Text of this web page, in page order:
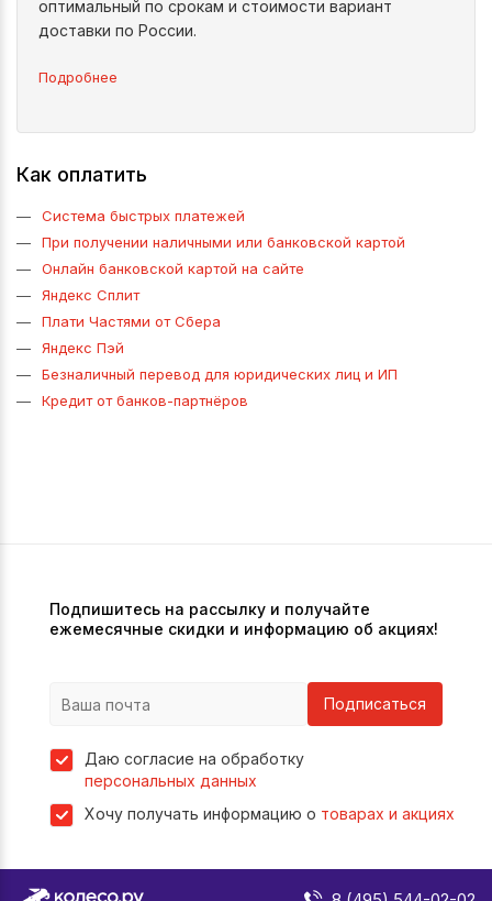
оптимальный по срокам и стоимости вариант
доставки по России.
Подробнее
Как оплатить
Система быстрых платежей
При получении наличными или банковской картой
Онлайн банковской картой на сайте
Яндекс Сплит
Плати Частями от Сбера
Яндекс Пэй
Безналичный перевод для юридических лиц и ИП
Кредит от банков-партнёров
Подпишитесь на рассылку и получайте
ежемесячные скидки и информацию об акциях!
Подписаться
Даю согласие на обработку
персональных данных
Хочу получать информацию о товарах и акциях